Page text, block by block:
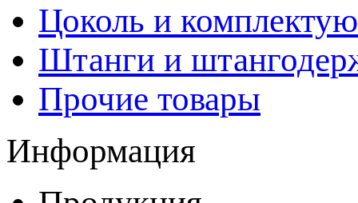
Цоколь и
Штанги и
Прочие товары
Информация